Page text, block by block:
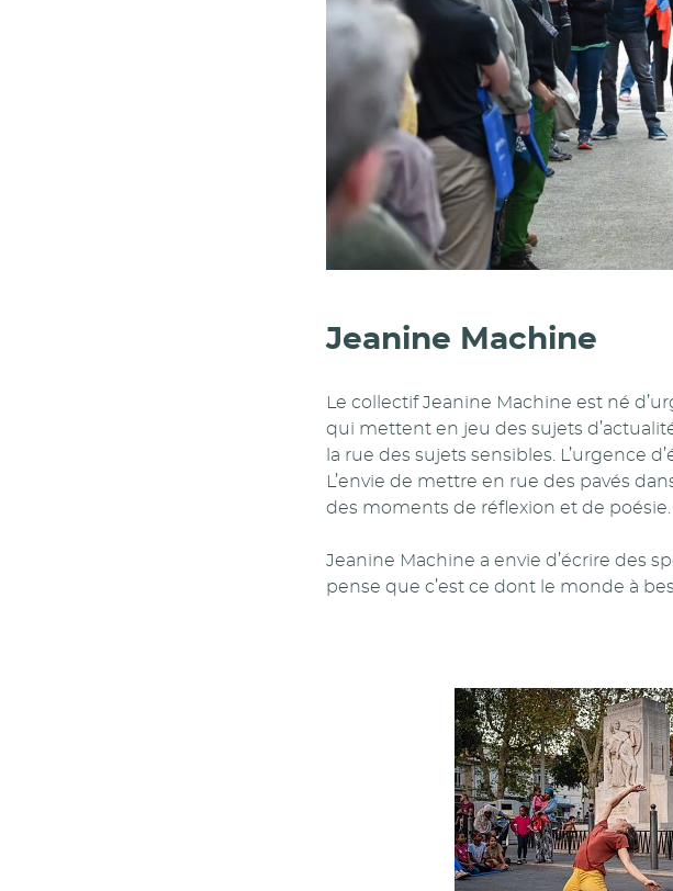
Jeanine Machine
Le collectif Jeanine Machine est né
qui mettent en jeu des sujets
la rue des sujets sensibles. L’urgence
L’envie de mettre en rue des pavés
des moments de réflexion et de poésie.
Jeanine Machine a envie d’écrire des
pense que c’est ce dont le monde à